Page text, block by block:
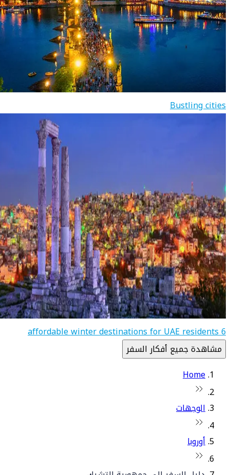
Bustling cities
6 affordable winter destinations for UAE residents
مشاهدة جميع أفكار السفر
Home
الوجهات
أوروبا